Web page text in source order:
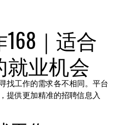
｜适合
业机会
找工作的需求各不相同。平台
提供更加精准的招聘信息入